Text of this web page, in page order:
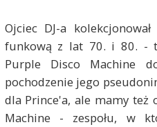
Ojciec DJ-a
funkową z lat 70. i 80. -
Purple Disco Machine
pochodzenie jego
dla Prince'a, ale mamy też
Machine - zespołu, w